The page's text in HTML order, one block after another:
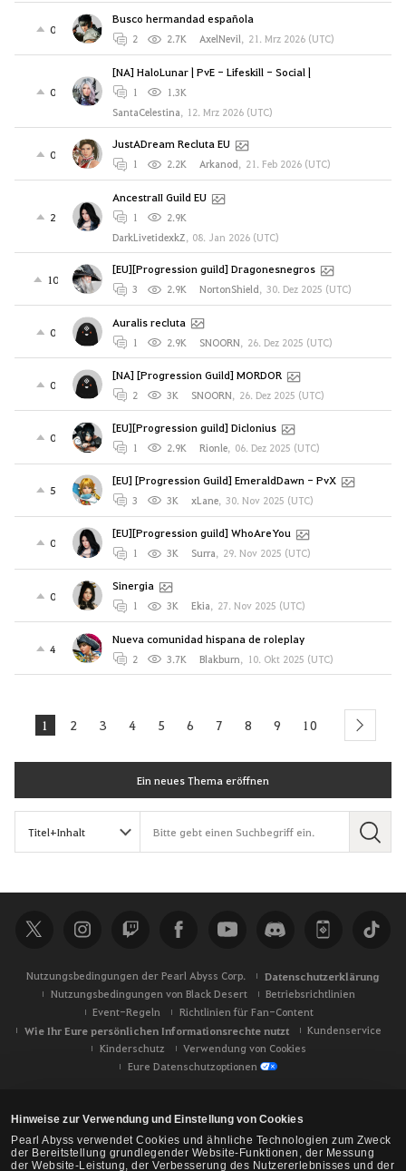
Hinweise zur Verwendung und Einstellung von Cookies
Pearl Abyss verwendet Cookies und ähnliche Technologien zum Zweck
der Bereitstellung grundlegender Website-Funktionen, der Messung
der Website-Leistung, der Verbesserung des Nutzererlebnisses und der
0
Busco hermandad española
2 2.7K AxelNevil, 21. Mrz 2026 (UTC)
0
[NA] HaloLunar | PvE - Lifeskill - Social |
1
1.3K
SantaCelestina, 12. Mrz 2026 (UTC)
0
JustADream Recluta EU
1 2.2K Arkanod, 21. Feb 2026 (UTC)
2
AncestraII Guild EU
1
2.9K
DarkLivetidexkZ, 08. Jan 2026 (UTC)
10
[EU][Progression guild] Dragonesnegros
3 2.9K NortonShield, 30. Dez 2025 (UTC)
0
Auralis recluta
1 2.9K SNOORN, 26. Dez 2025 (UTC)
0
[NA] [Progression Guild] MORDOR
2 3K SNOORN, 26. Dez 2025 (UTC)
0
[EU][Progression guild] Diclonius
1 2.9K Rionle, 06. Dez 2025 (UTC)
5
[EU] [Progression Guild] EmeraldDawn - PvX
3 3K xLane, 30. Nov 2025 (UTC)
0
[EU][Progression guild] WhoAreYou
1 3K Surra, 29. Nov 2025 (UTC)
0
Sinergia
1 3K Ekia, 27. Nov 2025 (UTC)
4
Nueva comunidad hispana de roleplay
2 3.7K Blakburn, 10. Okt 2025 (UTC)
1 2 3 4 5 6 7 8 9 10 next
Ein neues Thema eröffnen
S
e
Nutzungsbedingungen der Pearl Abyss Corp. Datenschutzerklärung
Nutzungsbedingungen von Black Desert
Betriebsrichtlinien
Event-Regeln
Richtlinien für Fan-Content
Wie Ihr Eure persönlichen Informationsrechte nutzt
Kundenservice
Kinderschutz
Verwendung von Cookies
Eure Datenschutzoptionen